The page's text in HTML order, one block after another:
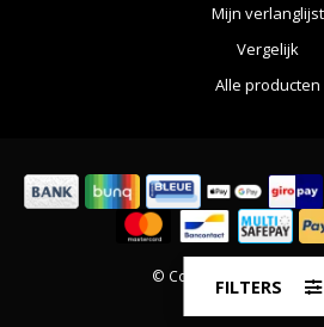
Mijn verlanglijst
Vergelijk
Alle producten
© Copyright 2026 The
FILTERS